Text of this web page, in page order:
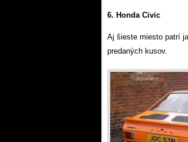
6. Honda Civic
Aj šieste miesto patrí
predaných kusov.